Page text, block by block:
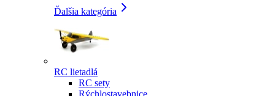
Ďalšia kategória
RC lietadlá
RC sety
Rýchlostavebnice